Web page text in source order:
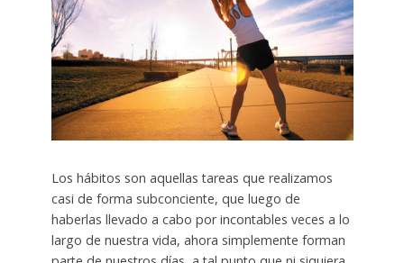
Los hábitos son aquellas tareas que realizamos
casi de forma subconciente, que luego de
haberlas llevado a cabo por incontables veces a lo
largo de nuestra vida, ahora simplemente forman